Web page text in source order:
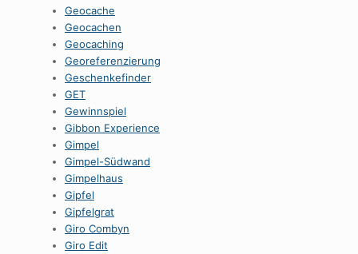
Geocache
Geocachen
Geocaching
Georeferenzierung
Geschenkefinder
GET
Gewinnspiel
Gibbon Experience
Gimpel
Gimpel-Südwand
Gimpelhaus
Gipfel
Gipfelgrat
Giro Combyn
Giro Edit